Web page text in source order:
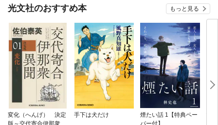
光文社のおすすめ本 もっと見る
変化（へんげ） 決定
手下は犬だけ
煙たい話 1【特典ペー